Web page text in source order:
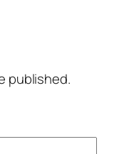
published.